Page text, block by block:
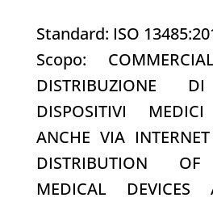
Standard: ISO
Scopo:
DISTRIBUZIONE
DISPOSITIVI
ANCHE VIA
DISTRIBUTION OF
MEDICAL DEVICES